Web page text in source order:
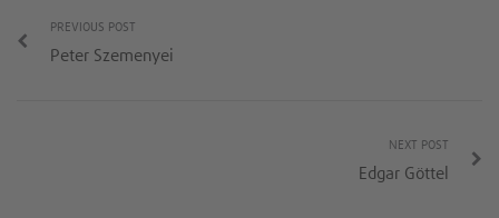
PREVIOUS POST
Peter Szemenyei
NEXT POST
Edgar Göttel